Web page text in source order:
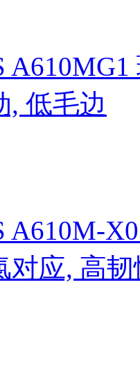
, 低毛边
A610M-
对应, 高韧